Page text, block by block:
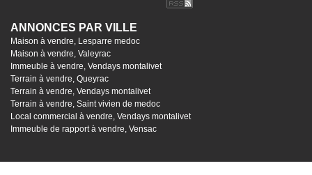
ANNONCES PAR VILLE
Maison à vendre, Lesparre medoc
Maison à vendre, Valeyrac
Immeuble à vendre, Vendays montalivet
Terrain à vendre, Queyrac
Terrain à vendre, Vendays montalivet
Terrain à vendre, Saint vivien de medoc
Local commercial à vendre, Vendays montalivet
Immeuble de rapport à vendre, Vensac